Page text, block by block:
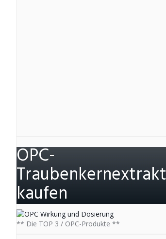
OPC-
Traubenkernextrakt
kaufen
** Die TOP 3 / OPC-Produkte **